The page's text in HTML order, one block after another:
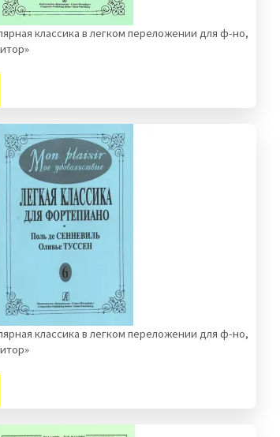
классика в легком переложении для ф-но,
классика в легком переложении для ф-но,